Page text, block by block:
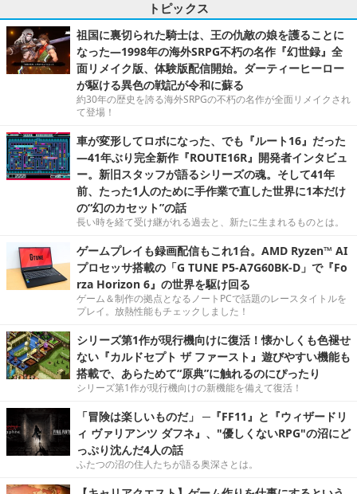
トピックス
祖国に裏切られた騎士は、王の仇敵の娘を護ることに
なった―1998年の海外SRPG不朽の名作『幻世録』全
面リメイク版、体験版配信開始。ダーティーヒーロー
が駆ける異色の戦記が令和に蘇る
約30年の歴史を誇る海外SRPGの不朽の名作が全面リメイクされ
て登場！
車が変形してロボになった、でも『ルート16』だった
―41年ぶり完全新作『ROUTE16R』開発者インタビュ
ー。新旧スタッフが語るシリーズの魂。そして41年
前、たった1人のために手作業で直した世界に1本だけ
の“幻のカセット”の話
長い時を経て受け継がれる過去と、新たに生まれるものとは。
ゲームプレイも録画配信もこれ1台。AMD Ryzen™ AI
プロセッサ搭載の「G TUNE P5-A7G60BK-D」で『Fo
rza Horizon 6』の世界を駆け回る
ゲーム＆制作の拠点となるノートPCで話題のレースタイトルを
プレイ。放熱性能もチェックしました！
シリーズ第1作が現行機向けに復活！懐かしくも色褪せ
ない『カルドセプト ザ ファースト』遊びやすい機能も
搭載で、あらためて“原典”に触れるのにぴったり
シリーズ第1作が現行機向けの新機能を備えて復活！
「冒険は楽しいものだ」 ─『FF11』と『ウィザードリ
ィ ヴァリアンツ ダフネ』、"優しくないRPG"の沼にど
っぷり沈んだ4人の話
ふたつの沼の住人たちが語る奥深さとは。